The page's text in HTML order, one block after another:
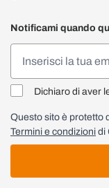
Notificami quando
Dichiaro di aver
Questo sito è protetto
Termini e condizioni di